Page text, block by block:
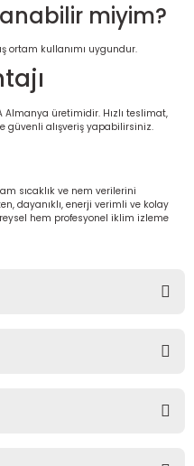
miyim?
ortam kullanımı uygundur.
Almanya üretimidir. Hızlı teslimat,
güvenli alışveriş yapabilirsiniz.
sıcaklık ve nem verilerini
dayanıklı, enerji verimli ve kolay
hem profesyonel iklim izleme
siz yapın!